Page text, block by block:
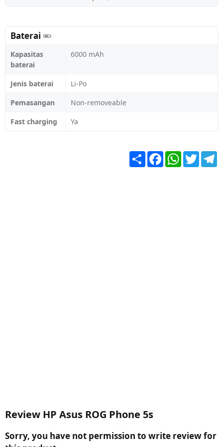
Baterai
Kapasitas
baterai
6000 mAh
Jenis baterai
Li-Po
Pemasangan
Non-removeable
Fast charging
Ya
Share FacebookWhatsApp
Twitter
Review HP Asus ROG Phone 5s
Sorry, you have not permission to write review for